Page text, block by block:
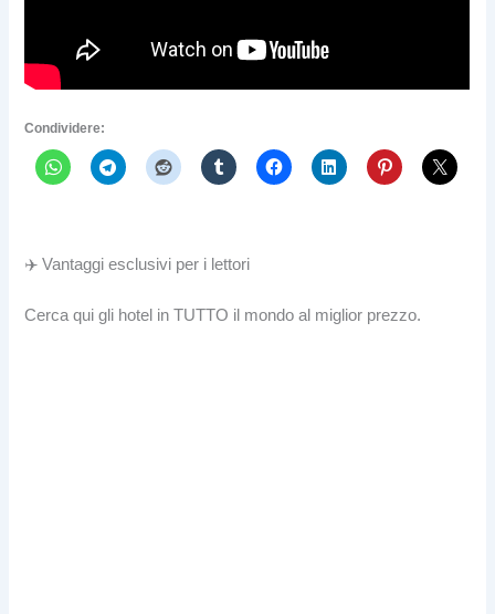
Condividere:
✈️ Vantaggi esclusivi per i lettori
Cerca qui gli hotel in TUTTO il mondo al miglior prezzo.